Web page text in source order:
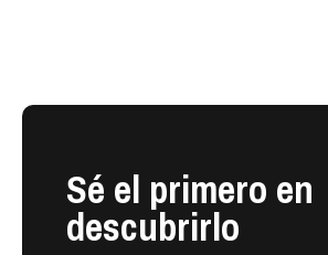
Sé el primero en
descubrirlo